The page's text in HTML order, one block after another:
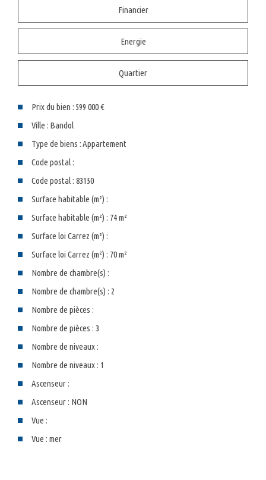
Financier
Energie
Quartier
Prix du bien : 599 000 €
Ville : Bandol
Type de biens :Appartement
Code postal :
Code postal : 83150
Surface habitable (m²) :
Surface habitable (m²) : 74 m²
Surface loi Carrez (m²) :
Surface loi Carrez (m²) : 70 m²
Nombre de chambre(s) :
Nombre de chambre(s) : 2
Nombre de pièces :
Nombre de pièces : 3
Nombre de niveaux :
Nombre de niveaux : 1
Ascenseur :
Ascenseur : NON
Vue :
Vue : mer